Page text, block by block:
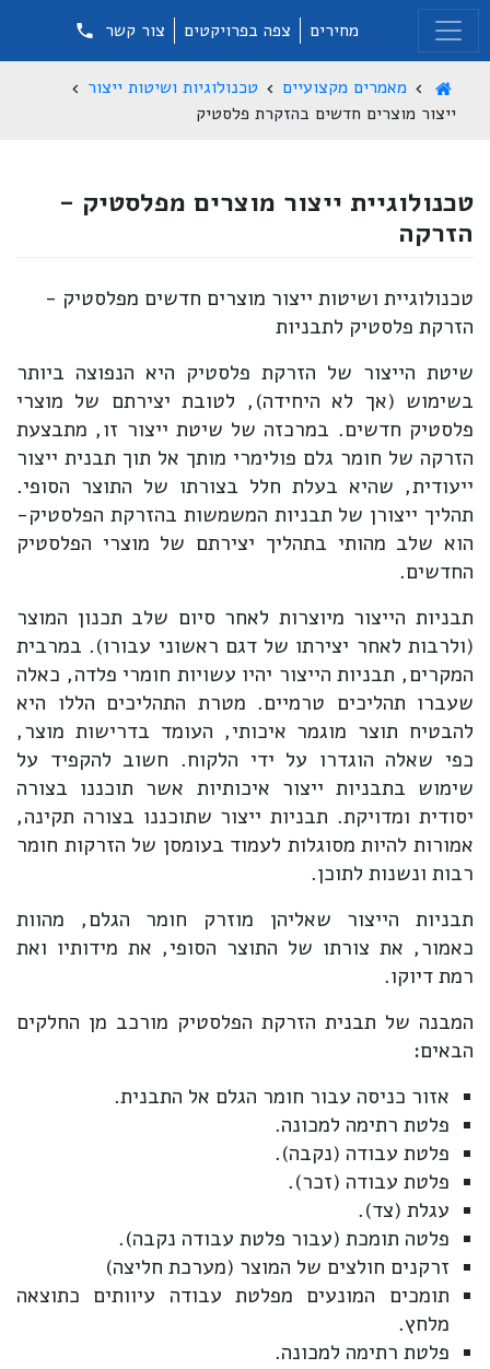
מחירים צפה בפרויקטים צור קשר
מאמרים מקצועיים
טכנולוגיות ושיטות ייצור
ייצור מוצרים חדשים בהזקרת פלסטיק
טכנולוגיית ייצור מוצרים מפלסטיק -
הזרקה
טכנולוגיית ושיטות ייצור מוצרים חדשים מפלסטיק -
הזרקת פלסטיק לתבניות
שיטת הייצור של הזרקת פלסטיק היא הנפוצה ביותר
בשימוש (אך לא היחידה), לטובת יצירתם של מוצרי
פלסטיק חדשים. במרכזה של שיטת ייצור זו, מתבצעת
הזרקה של חומר גלם פולימרי מותך אל תוך תבנית ייצור
ייעודית, שהיא בעלת חלל בצורתו של התוצר הסופי.
תהליך ייצורן של תבניות המשמשות בהזרקת הפלסטיק-
הוא שלב מהותי בתהליך יצירתם של מוצרי הפלסטיק
החדשים.
תבניות הייצור מיוצרות לאחר סיום שלב תכנון המוצר
(ולרבות לאחר יצירתו של דגם ראשוני עבורו). במרבית
המקרים, תבניות הייצור יהיו עשויות חומרי פלדה, כאלה
שעברו תהליכים טרמיים. מטרת התהליכים הללו היא
להבטיח תוצר מוגמר איכותי, העומד בדרישות מוצר,
כפי שאלה הוגדרו על ידי הלקוח. חשוב להקפיד על
שימוש בתבניות ייצור איכותיות אשר תוכננו בצורה
יסודית ומדויקת. תבניות ייצור שתוכננו בצורה תקינה,
אמורות להיות מסוגלות לעמוד בעומסן של הזרקות חומר
רבות ונשנות לתוכן.
תבניות הייצור שאליהן מוזרק חומר הגלם, מהוות
כאמור, את צורתו של התוצר הסופי, את מידותיו ואת
רמת דיוקו.
המבנה של תבנית הזרקת הפלסטיק מורכב מן החלקים
הבאים:
אזור כניסה עבור חומר הגלם אל התבנית.
פלטת רתימה למכונה.
פלטת עבודה (נקבה).
פלטת עבודה (זכר).
עגלת (צד).
פלטה תומכת (עבור פלטת עבודה נקבה).
זרקנים חולצים של המוצר (מערכת חליצה)
תומכים המונעים מפלטת עבודה עיוותים כתוצאה
מלחץ.
פלטת רתימה למכונה.